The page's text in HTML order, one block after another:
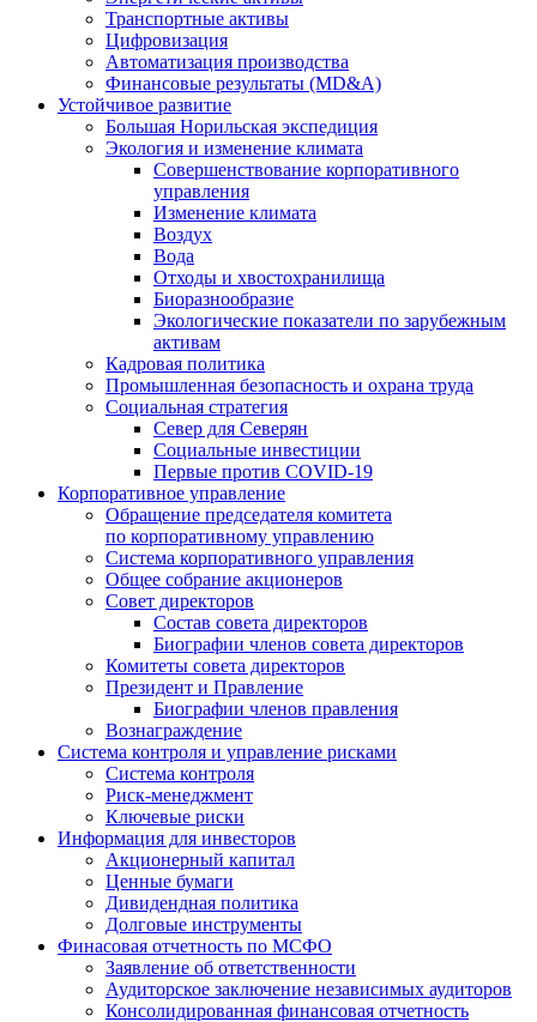
Транспортные активы
Цифровизация
Автоматизация производства
Финансовые результаты (MD&A)
Устойчивое развитие
Большая Норильская экспедиция
Экология и изменение климата
Совершенствование корпоративного
управления
Изменение климата
Воздух
Вода
Отходы и хвостохранилища
Биоразнообразие
Экологические показатели по зарубежным
активам
Кадровая политика
Промышленная безопасность и охрана труда
Социальная стратегия
Север для Северян
Социальные инвестиции
Первые против COVID‑19
Корпоративное управление
Обращение председателя комитета
по корпоративному управлению
Система корпоративного управления
Общее собрание акционеров
Совет директоров
Состав совета директоров
Биографии членов совета директоров
Комитеты совета директоров
Президент и Правление
Биографии членов правления
Вознаграждение
Система контроля и управление рисками
Система контроля
Риск-менеджмент
Ключевые риски
Информация для инвесторов
Акционерный капитал
Ценные бумаги
Дивидендная политика
Долговые инструменты
Финасовая отчетность по МСФО
Заявление об ответственности
Аудиторское заключение независимых аудиторов
Консолидированная финансовая отчетность